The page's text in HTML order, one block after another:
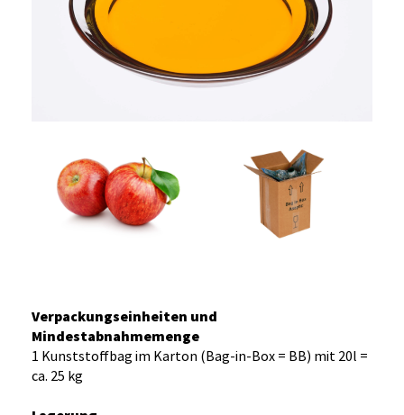
KONTAKT
Verpackungseinheiten und
Mindestabnahmemenge
1 Kunststoffbag im Karton (Bag-in-Box = BB) mit 20l =
ca. 25 kg